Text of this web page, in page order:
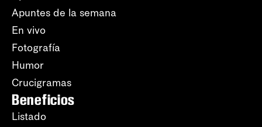
Apuntes de la semana
En vivo
Fotografía
Humor
Crucigramas
Beneficios
Listado